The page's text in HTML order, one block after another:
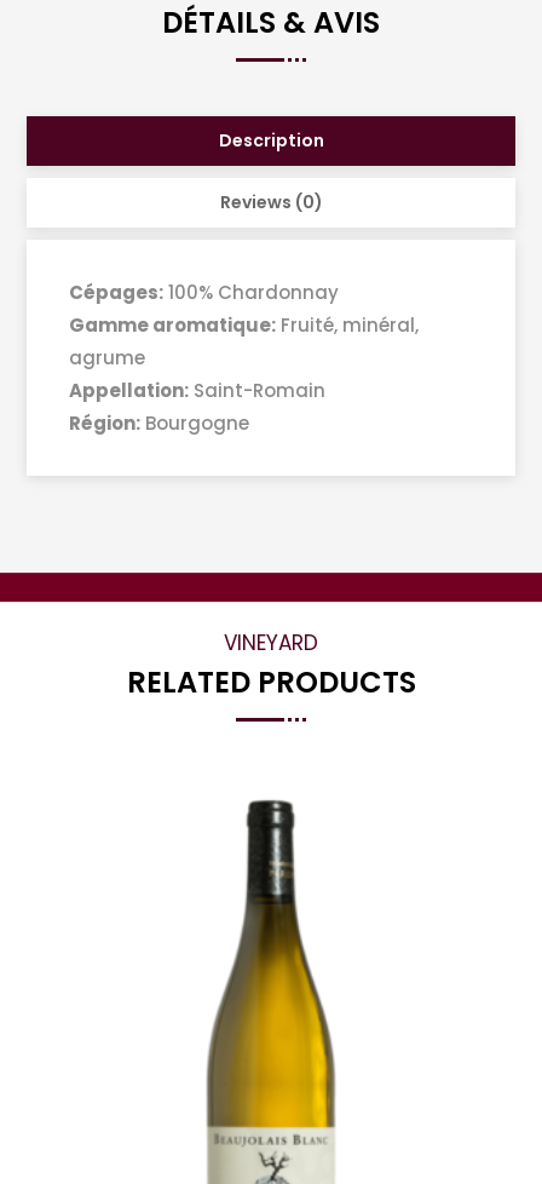
DÉTAILS & AVIS
Description
Reviews (0)
Cépages:100% Chardonnay
Gamme aromatique: Fruité, minéral,
agrume
Appellation: Saint-Romain
Région: Bourgogne
VINEYARD
RELATED PRODUCTS